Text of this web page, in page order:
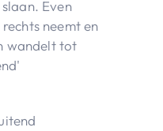
Even
neemt en
wandelt tot